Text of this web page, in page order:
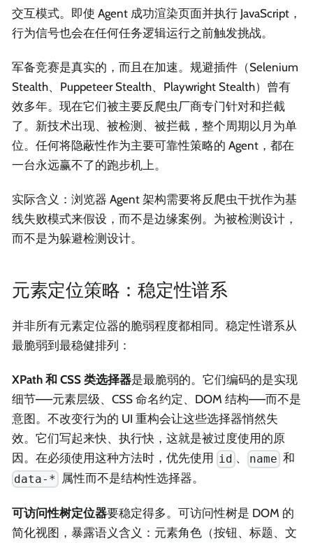
交互模式。即使 Agent 成功渲染页面并执行 JavaScript，
行为信号也会在任何任务逻辑运行之前触发挑战。
军备竞赛是真实的，而且在加速。规避插件（Selenium
Stealth、Puppeteer Stealth、Playwright Stealth）曾有
效多年。现在它们被主要反爬虫厂商专门针对和拦截
了。新技术出现、被检测、被拦截，整个周期以月为单
位。任何将隐蔽性作为主要可靠性策略的 Agent，都在
一台永远赢不了的跑步机上。
实际含义：浏览器 Agent 架构需要将反爬虫干扰作为基
线失败模式来假设，而不是边缘案例。为被检测设计，
而不是为躲避检测设计。
元素定位策略：稳定性谱系
并非所有元素定位器的脆弱程度都相同。稳定性谱系从
最脆弱到最稳健排列：
XPath 和 CSS 类选择器是最脆弱的。它们编码的是实现
细节——元素层级、CSS 命名约定、DOM 结构——而不是
意图。不改变行为的 UI 重构会让这些选择器悄然失
效。它们写起来快、执行快，这就是被过度使用的原
因。在必须使用这种方法时，优先使用 id 、 name 和
data-* 属性而不是结构性选择器。
可访问性树定位器要稳定得多。可访问性树是 DOM 的
简化视图，暴露语义含义：元素角色（按钮、标题、文